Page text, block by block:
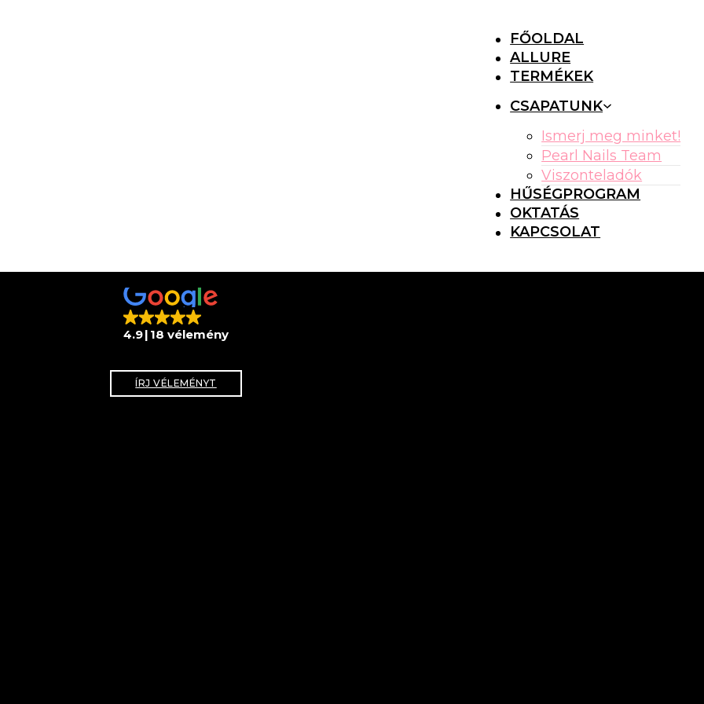
FŐOLDAL
ALLURE
TERMÉKEK
CSAPATUNK
Ismerj meg minket!
Pearl Nails Team
Viszonteladók
HŰSÉGPROGRAM
OKTATÁS
KAPCSOLAT
4.9 18 vélemény
ÍRJ VÉLEMÉNYT